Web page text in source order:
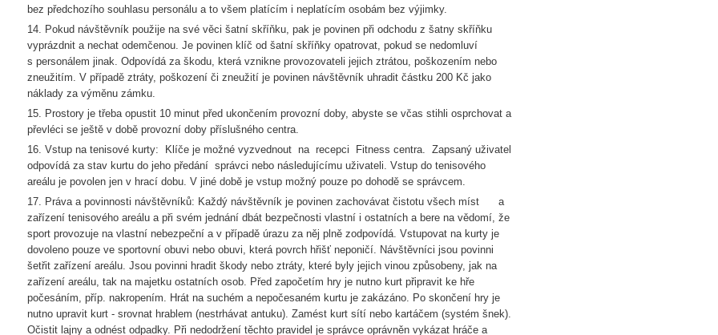
bez předchozího souhlasu personálu a to všem platícím i neplatícím osobám bez výjimky.
14. Pokud návštěvník použije na své věci šatní skříňku, pak je povinen při odchodu z šatny skříňku
vyprázdnit a nechat odemčenou. Je povinen klíč od šatní skříňky opatrovat, pokud se nedomluví
s personálem jinak. Odpovídá za škodu, která vznikne provozovateli jejich ztrátou, poškozením nebo
zneužitím. V případě ztráty, poškození či zneužití je povinen návštěvník uhradit částku 200 Kč jako
náklady za výměnu zámku.
15. Prostory je třeba opustit 10 minut před ukončením provozní doby, abyste se včas stihli osprchovat a
převléci se ještě v době provozní doby příslušného centra.
16. Vstup na tenisové kurty: Klíče je možné vyzvednout na recepci Fitness centra. Zapsaný uživatel
odpovídá za stav kurtu do jeho předání správci nebo následujícímu uživateli. Vstup do tenisového
areálu je povolen jen v hrací dobu. V jiné době je vstup možný pouze po dohodě se správcem.
17. Práva a povinnosti návštěvníků: Každý návštěvník je povinen zachovávat čistotu všech míst a
zařízení tenisového areálu a při svém jednání dbát bezpečnosti vlastní i ostatních a bere na vědomí, že
sport provozuje na vlastní nebezpeční a v případě úrazu za něj plně zodpovídá. Vstupovat na kurty je
dovoleno pouze ve sportovní obuvi nebo obuvi, která povrch hřišť neponičí. Návštěvníci jsou povinni
šetřit zařízení areálu. Jsou povinni hradit škody nebo ztráty, které byly jejich vinou způsobeny, jak na
zařízení areálu, tak na majetku ostatních osob. Před započetím hry je nutno kurt připravit ke hře
počesáním, příp. nakropením. Hrát na suchém a nepočesaném kurtu je zakázáno. Po skončení hry je
nutno upravit kurt - srovnat hrablem (nestrhávat antuku). Zamést kurt sítí nebo kartáčem (systém šnek).
Očistit lajny a odnést odpadky. Při nedodržení těchto pravidel je správce oprávněn vykázat hráče a